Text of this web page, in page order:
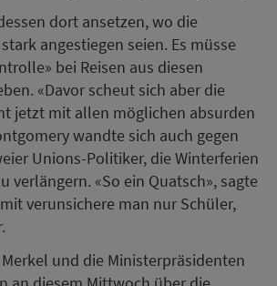
dort ansetzen, wo die
angestiegen seien. Es müsse
bei Reisen aus diesen
«Davor scheut sich aber die
jetzt mit allen möglichen absurden
wandte sich auch gegen
Unions-Politiker, die Winterferien
verlängern. «So ein Quatsch», sagte
verunsichere man nur Schüler,
und die Ministerpräsidenten